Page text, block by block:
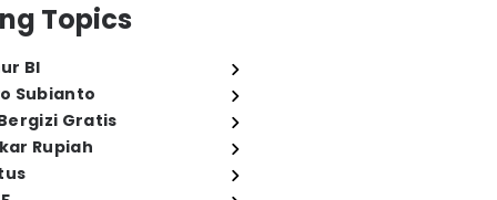
Topics
BI
Subianto
Gratis
Rupiah